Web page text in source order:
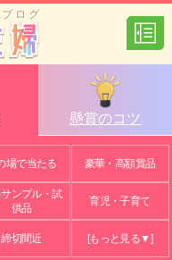
ログ
懸賞のコツ
場で当たる 豪華・高額賞品
ンプル・試
供品
育児・子育て
締切間近 [もっと見る▼]